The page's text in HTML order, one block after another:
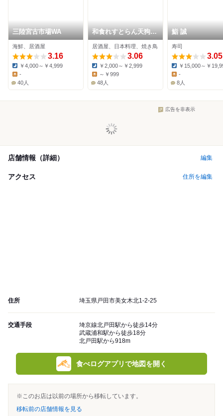
三陸宮古市場WA
海鮮、居酒屋
3.16
Dinner:
￥4,000～￥4,999
Lunch:
-
40人
和食れすとらん天狗
蕨店
居酒屋、日本料理、焼き鳥
3.06
Dinner:
￥2,000～￥2,999
Lunch:
～￥999
48人
鮨 誠
寿司
3.05
Dinner:
￥15,000～￥
Lunch:
-
8人
広告を非表示
店舗情報（詳細） 編集
アクセス 住所を編集
住所 埼玉県戸田市美女木北1-2-25
交通手段
埼京線北戸田駅から徒歩14分
武蔵浦和駅から徒歩18分
北戸田駅から918m
食べログアプリで地図を開く
※このお店は以前の場所から移転しています。
移転前の店舗情報を見る